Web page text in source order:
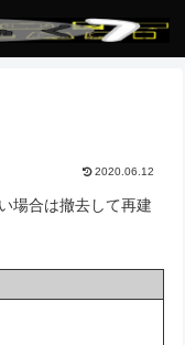
2020.06.12
場合は撤去して再建